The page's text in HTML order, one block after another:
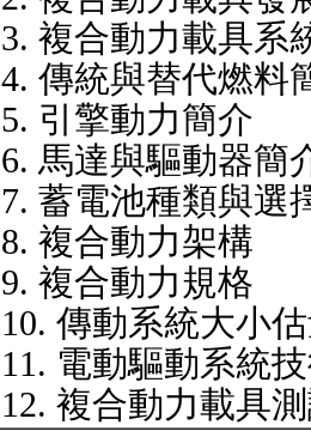
3. 複合動力載具系
4. 傳統與替代燃料
5. 引擎動力簡介
6. 馬達與驅動器簡
7. 蓄電池種類與選
8. 複合動力架構
9. 複合動力規格
10. 傳動系統大小
11. 電動驅動系統
12. 複合動力載具